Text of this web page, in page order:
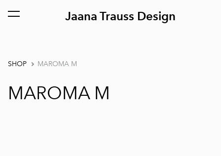
Jaana Trauss Design
was added to the cart. View cart
SHOP MAROMA M
MAROMA M